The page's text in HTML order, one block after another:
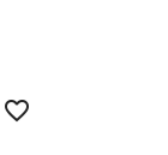
